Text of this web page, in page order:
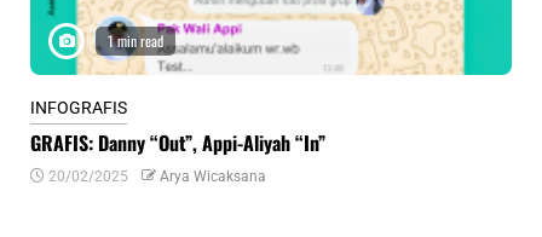
1 min read
INFOGRAFIS
GRAFIS: Danny “Out”, Appi-Aliyah “In”
20/02/2025 Arya Wicaksana